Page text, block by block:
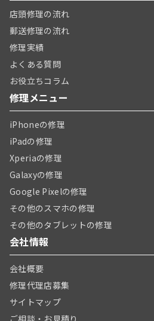
店頭修理の流れ
郵送修理の流れ
修理実績
よくある質問
お役立ちコラム
修理メニュー
iPhoneの修理
iPadの修理
Xperiaの修理
Galaxyの修理
Google Pixelの修理
その他のスマホの修理
その他のタブレットの修理
会社情報
会社概要
修理代理店募集
サイトマップ